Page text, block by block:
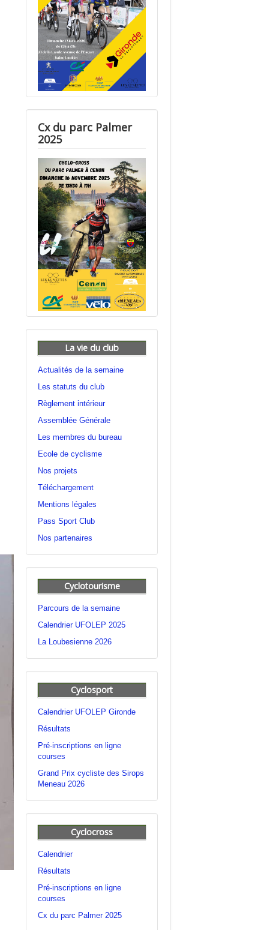
Cx du parc Palmer
2025
La vie du club
Actualités de la semaine
Les statuts du club
Règlement intérieur
Assemblée Générale
Les membres du bureau
Ecole de cyclisme
Nos projets
Téléchargement
Mentions légales
Pass Sport Club
Nos partenaires
Cyclotourisme
Parcours de la semaine
Calendrier UFOLEP 2025
La Loubesienne 2026
Cyclosport
Calendrier UFOLEP Gironde
Résultats
Pré-inscriptions en ligne
courses
Grand Prix cycliste des Sirops
Meneau 2026
Cyclocross
Calendrier
Résultats
Pré-inscriptions en ligne
courses
Cx du parc Palmer 2025